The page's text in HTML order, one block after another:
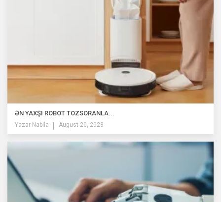
ƏN YAXŞI ROBOT TOZSORANLA...
Yazar Nabila August 20, 2023